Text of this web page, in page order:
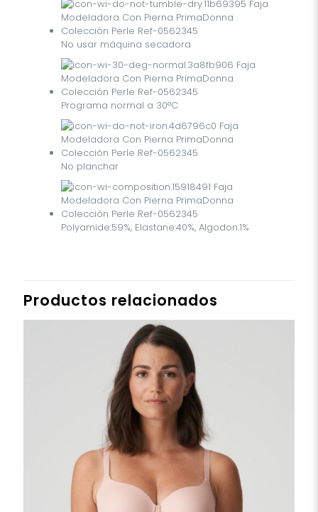
No usar máquina secadora
Programa normal a 30°C
No planchar
Polyamide:59%, Elastane:40%, Algodon:1%
Productos relacionados